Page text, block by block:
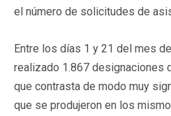
el número de solicitudes de
Entre los días 1 y 21 del mes
realizado 1.867 designaciones
que contrasta de modo muy
que se produjeron en los